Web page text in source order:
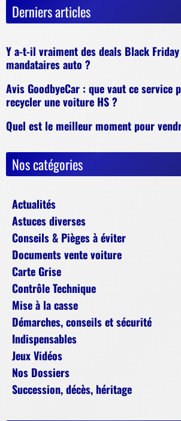
Derniers articles
Y a-t-il vraiment des deals Black
mandataires auto ?
Avis GoodbyeCar : que vaut ce service
recycler une voiture HS ?
Quel est le meilleur moment pour
Nos catégories
Actualités
Astuces diverses
Conseils & Pièges à éviter
Documents vente voiture
Carte Grise
Contrôle Technique
Mise à la casse
Démarches, conseils et sécurité
Indispensables
Jeux Vidéos
Nos Dossiers
Succession, décès, héritage